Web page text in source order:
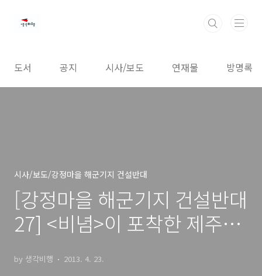
도서 공지 시사/보도 연재물 방명록
시사/보도/강정마을 해군기지 건설반대
[강정마을 해군기지 건설반대
27] <비념>이 포착한 제주의
by 생각비행 2013. 4. 23.